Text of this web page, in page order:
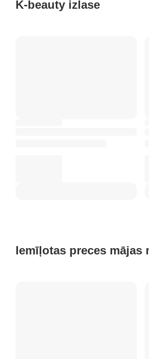
K-beauty izlase
Iemīļotas preces mājas